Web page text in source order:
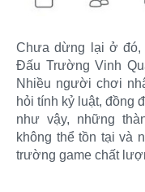
Chưa dừng lại ở
Đấu Trường Vinh
Nhiều người chơi
hỏi tính kỷ luật, đồng
như vậy, những
không thể tồn tại và
trường game chất